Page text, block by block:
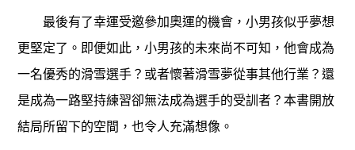
最後有了幸運受邀參加奧運的機會，小男孩似乎夢想
更堅定了。即便如此，小男孩的未來尚不可知，他會成為
一名優秀的滑雪選手？或者懷著滑雪夢從事其他行業？還
是成為一路堅持練習卻無法成為選手的受訓者？本書開放
結局所留下的空間，也令人充滿想像。